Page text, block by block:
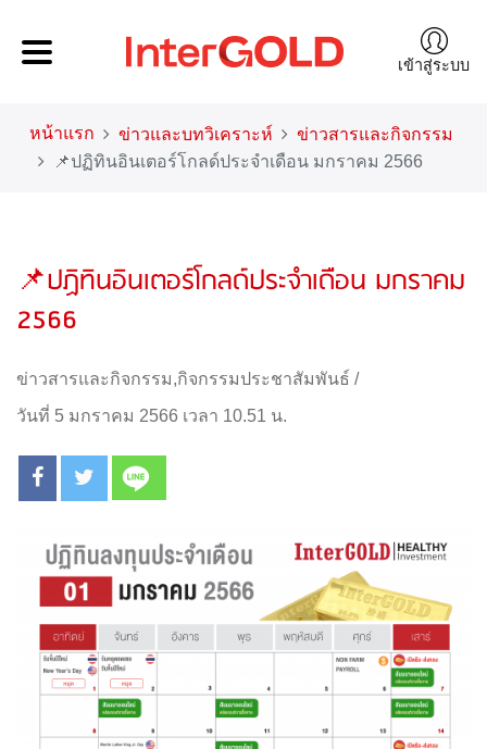
เข้าสู่ระบบ
หน้าแรก ข่าวและบทวิเคราะห์
ข่าวสารและกิจกรรม
📌ปฏิทินอินเตอร์โกลด์ประจำเดือน มกราคม 2566
📌ปฏิทินอินเตอร์โกลด์ประจำเดือน มกราคม
2566
ข่าวสารและกิจกรรม,กิจกรรมประชาสัมพันธ์ /
วันที่ 5 มกราคม 2566 เวลา 10.51 น.